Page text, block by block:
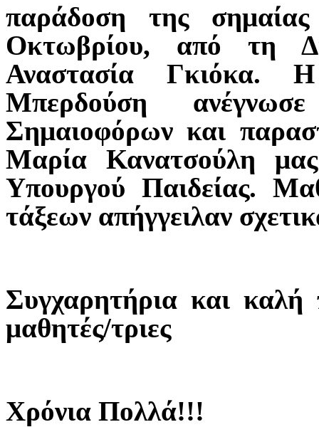
παράδοση της
Οκτωβρίου, από τη
Αναστασία Γκιόκα.
Μπερδούση
Σημαιοφόρων και
Μαρία Κανατσούλη
Υπουργού Παιδείας.
τάξεων απήγγειλαν
Συγχαρητήρια και καλή
μαθητές/τριες
Χρόνια Πολλά!!!